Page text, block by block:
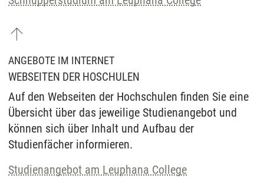
ANGEBOTE IM INTERNET
WEBSEITEN DER HOSCHULEN
Auf den Webseiten der Hochschulen finden Sie eine
Übersicht über das jeweilige Studienangebot und
können sich über Inhalt und Aufbau der
Studienfächer informieren.
Studienangebot am Leuphana College